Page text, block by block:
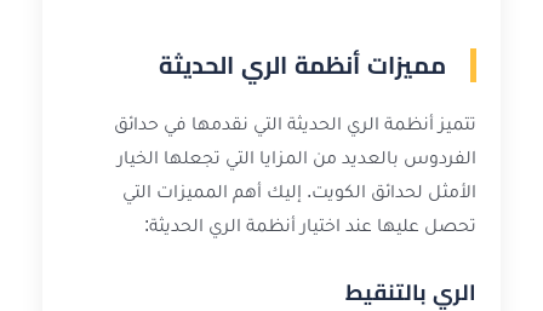
مميزات أنظمة الري الحديثة
تتميز أنظمة الري الحديثة التي نقدمها في حدائق
الفردوس بالعديد من المزايا التي تجعلها الخيار
الأمثل لحدائق الكويت. إليك أهم المميزات التي
تحصل عليها عند اختيار أنظمة الري الحديثة:
الري بالتنقيط